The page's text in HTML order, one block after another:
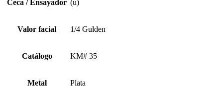
Ceca / Ensayador (u)
Valor facial 1/4 Gulden
Catálogo KM# 35
Metal Plata